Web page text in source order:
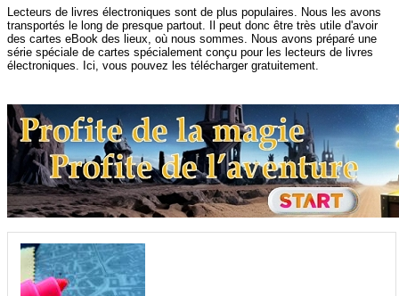
Lecteurs de livres électroniques sont de plus populaires. Nous les avons
transportés le long de presque partout. Il peut donc être très utile d'avoir
des cartes eBook des lieux, où nous sommes. Nous avons préparé une
série spéciale de cartes spécialement conçu pour les lecteurs de livres
électroniques. Ici, vous pouvez les télécharger gratuitement.